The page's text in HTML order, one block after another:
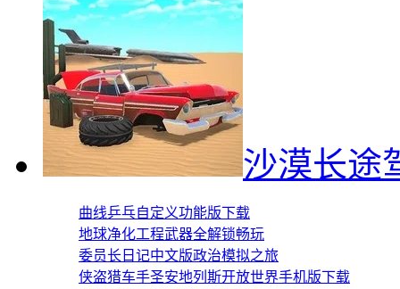
沙漠长途
曲线乒乓自定义功能版下载
地球净化工程武器全解锁畅玩
委员长日记中文版政治模拟之旅
侠盗猎车手圣安地列斯开放世界手机版下载